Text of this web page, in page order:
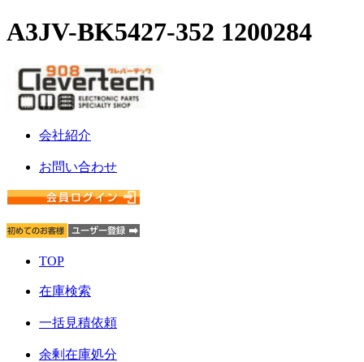
A3JV-BK5427-352 1200284
会社紹介
お問い合わせ
TOP
在庫検索
一括見積依頼
余剰在庫処分